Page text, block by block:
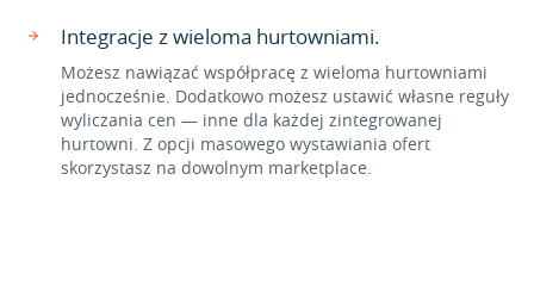
Integracje z wieloma hurtowniami.
Możesz nawiązać współpracę z wieloma hurtowniami
jednocześnie. Dodatkowo możesz ustawić własne reguły
wyliczania cen — inne dla każdej zintegrowanej
hurtowni. Z opcji masowego wystawiania ofert
skorzystasz na dowolnym marketplace.